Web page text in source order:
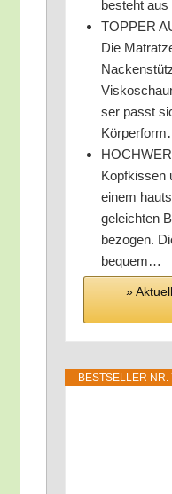
besteht
TOPPER
Die
ser passt
Kopf­kis­sen
einem
ge­leich­ten
bezo­gen.
bequem…
»
BEST­SEL­LER NR.